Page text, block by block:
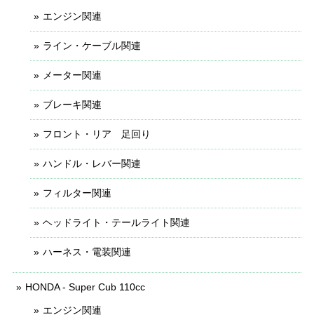
エンジン関連
ライン・ケーブル関連
メーター関連
ブレーキ関連
フロント・リア 足回り
ハンドル・レバー関連
フィルター関連
ヘッドライト・テールライト関連
ハーネス・電装関連
HONDA - Super Cub 110cc
エンジン関連